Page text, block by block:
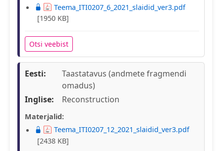
Teema_ITI0207_6_2021_slaidid_ver3.pdf
[1950 KB]
Otsi veebist
Eesti:
Taastatavus (andmete fragmendi
omadus)
Inglise:
Reconstruction
Materjalid:
Teema_ITI0207_12_2021_slaidid_ver3.pdf
[2438 KB]